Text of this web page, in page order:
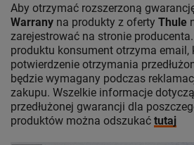
Aby otrzymać rozszerzoną
Warrany na produkty z oferty Thule
zarejestrować na stronie
produktu konsument otrzyma email,
potwierdzenie otrzymania
będzie wymagany podczas
zakupu. Wszelkie informacje
przedłużonej gwarancji dla
produktów można odszukać tutaj